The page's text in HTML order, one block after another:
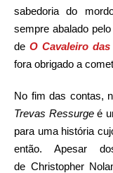
sabedoria do
sempre abalado
de O Cavaleiro das
fora obrigado a
No fim das contas,
Trevas Ressurgeé
para uma história
então. Apesar
de Christopher